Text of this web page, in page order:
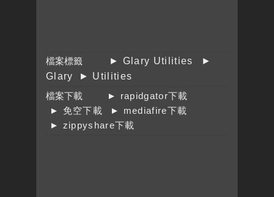
檔案標籤 ► Glary Utilities
►
Glary
► Utilities
檔案下載